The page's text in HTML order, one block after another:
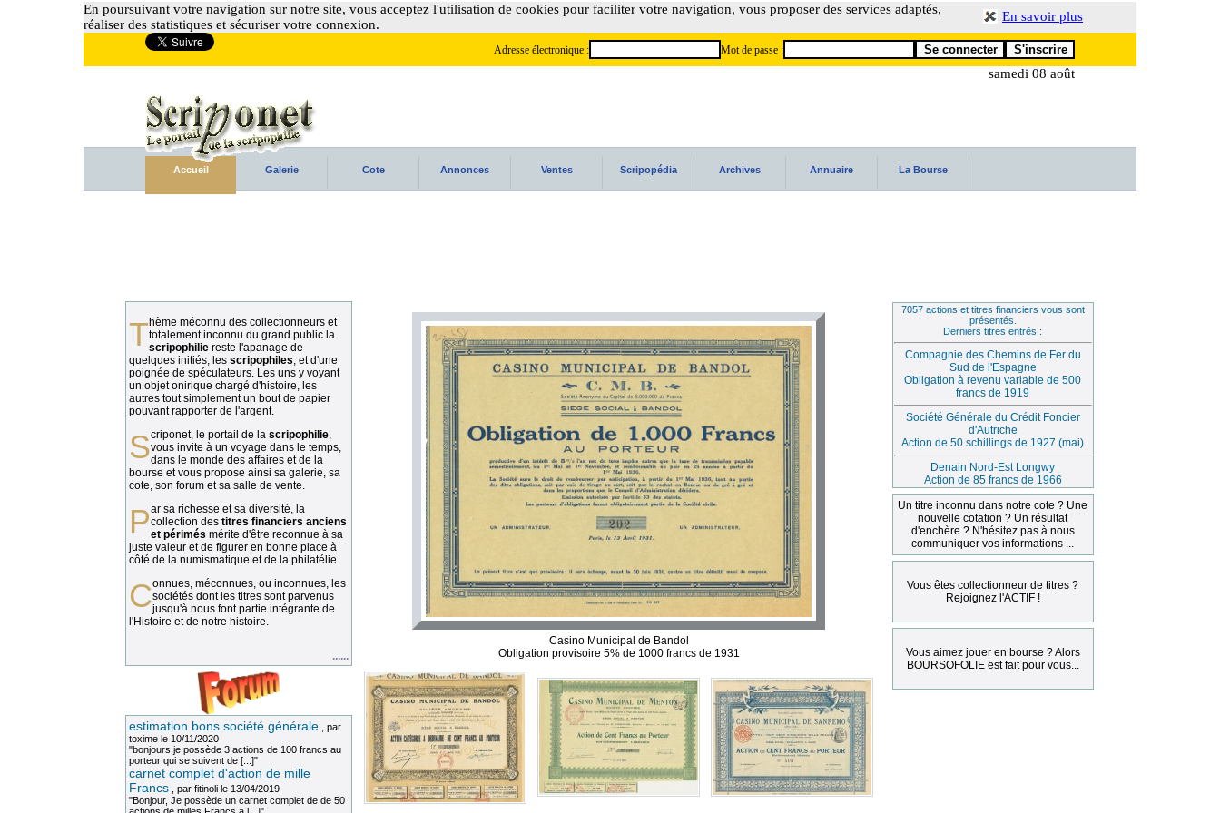
En poursuivant votre navigation sur notre site, vous acceptez l'utilisation de cookies pour faciliter votre navigation, vous proposer des services adaptés,
réaliser des statistiques et sécuriser votre connexion.
En savoir plus
Adresse électronique : Mot de passe :
samedi 08 août
Accueil Galerie Cote Annonces Ventes Scripopédia Archives Annuaire La Bourse
Thème méconnu des collectionneurs ettotalement inconnu du grand public la
scripophilie reste l'apanage de
quelques initiés, les scripophiles, et d'une
poignée de spéculateurs. Les uns y voyant
un objet onirique chargé d'histoire, les
autres tout simplement un bout de papier
pouvant rapporter de l'argent.
Scriponet, le portail de la scripophilie,
vous invite à un voyage dans le temps,
dans le monde des affaires et de la
bourse et vous propose ainsi sa galerie, sa
cote, son forum et sa salle de vente.
Par sa richesse et sa diversité, lacollection des titres financiers anciens
et périmés mérite d'être reconnue à sa
juste valeur et de figurer en bonne place à
côté de la numismatique et de la philatélie.
Connues, méconnues, ou inconnues, lessociétés dont les titres sont parvenus
jusqu'à nous font partie intégrante de
l'Histoire et de notre histoire.
......
estimation bons société générale , par
toxime le 10/11/2020
"bonjours je possède 3 actions de 100 francs au
porteur qui se suivent de [...]"
carnet complet d'action de mille
Francs , par fitinoli le 13/04/2019
"Bonjour, Je possède un carnet complet de de 50
Casino Municipal de Bandol
Obligation provisoire 5% de 1000 francs de 1931
7057 actions et titres financiers vous sont
présentés.
Derniers titres entrés :
Compagnie des Chemins de Fer du
Sud de l'Espagne
Obligation à revenu variable de 500
francs de 1919
Société Générale du Crédit Foncier
d'Autriche
Action de 50 schillings de 1927 (mai)
Denain Nord-Est Longwy
Action de 85 francs de 1966
Un titre inconnu dans notre cote ? Une
nouvelle cotation ? Un résultat
d'enchère ? N'hésitez pas à nous
communiquer vos informations ...
Vous êtes collectionneur de titres ?
Rejoignez l'ACTIF !
Vous aimez jouer en bourse ? Alors
BOURSOFOLIE est fait pour vous...